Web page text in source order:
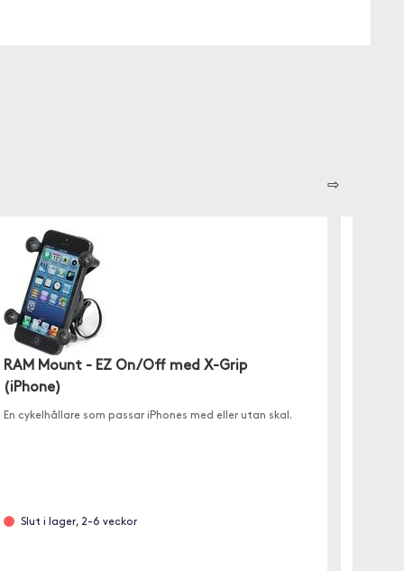
⇨
RAM Mount - EZ On/Off med X-Grip
(iPhone)
En cykelhållare som passar iPhones med eller utan skal.
Slut i lager, 2-6 veckor